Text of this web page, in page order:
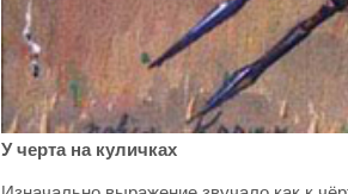
У черта на куличках